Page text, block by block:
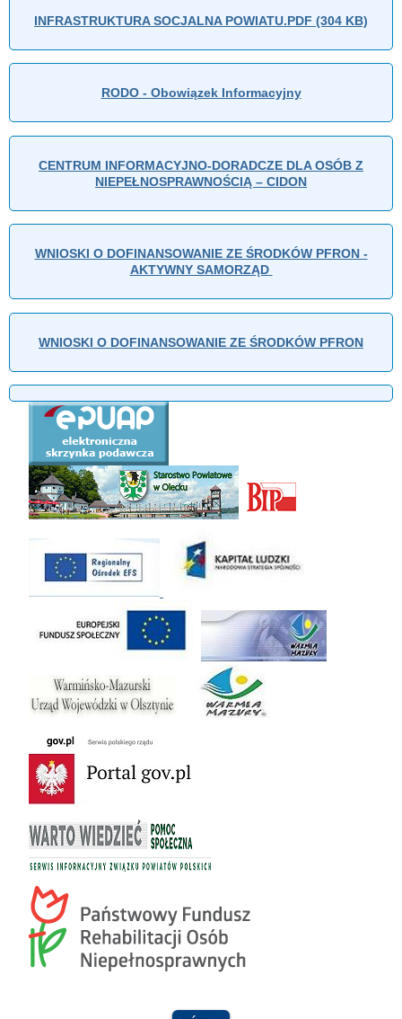
INFRASTRUKTURA SOCJALNA POWIATU.PDF (304 KB)
RODO - Obowiązek Informacyjny
CENTRUM INFORMACYJNO-DORADCZE DLA OSÓB Z
NIEPEŁNOSPRAWNOŚCIĄ – CIDON
WNIOSKI O DOFINANSOWANIE ZE ŚRODKÓW PFRON -
AKTYWNY SAMORZĄD
WNIOSKI O DOFINANSOWANIE ZE ŚRODKÓW PFRON